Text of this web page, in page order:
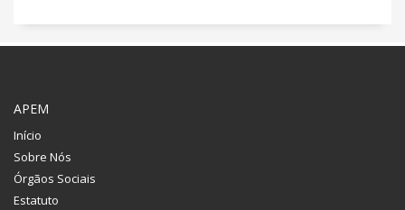
APEM
Início
Sobre Nós
Órgãos Sociais
Estatuto